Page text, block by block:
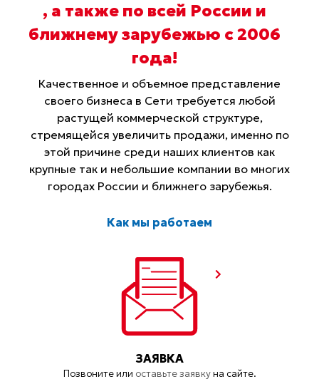
, а также по всей России и
ближнему зарубежью с 2006
года!
Качественное и объемное представление
своего бизнеса в Сети требуется любой
растущей коммерческой структуре,
стремящейся увеличить продажи, именно по
этой причине среди наших клиентов как
крупные так и небольшие компании во многих
городах России и ближнего зарубежья.
Как мы работаем
ЗАЯВКА
Позвоните или оставьте заявкуна сайте.